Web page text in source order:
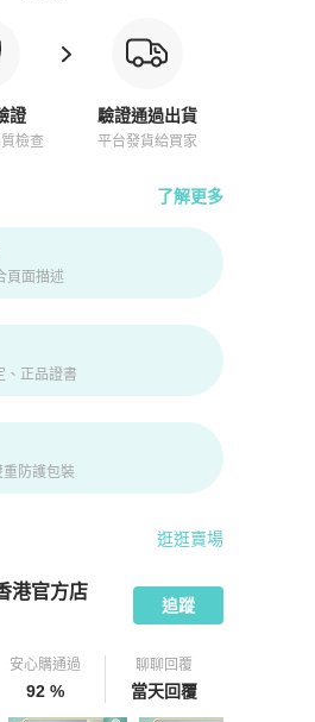
證
檢查
驗證通過出貨
平台發貨給買家
了解更多
檢驗流程介紹
頁面描述
、正品證書
防護包裝
OF LUXE 香港官方店 介紹
逛逛賣場
港官方店
追蹤
安心購通過
92 %
聊聊回覆
當天回覆